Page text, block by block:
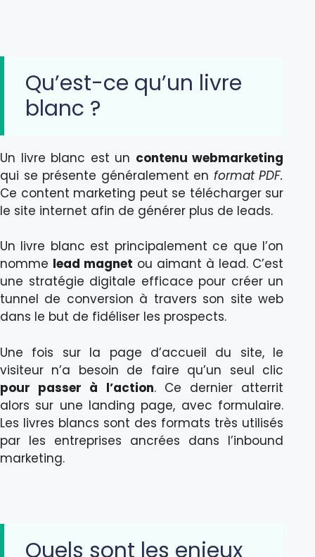
Qu’est-ce qu’un livre
blanc ?
Un livre blanc est un contenu webmarketing
qui se présente généralement en format PDF.
Ce content marketing peut se télécharger sur
le site internet afin de générer plus de leads.
Un livre blanc est principalement ce que l’on
nomme lead magnet ou aimant à lead. C’est
une stratégie digitale efficace pour créer un
tunnel de conversion à travers son site web
dans le but de fidéliser les prospects.
Une fois sur la page d’accueil du site, le
visiteur n’a besoin de faire qu’un seul clic
pour passer à l’action. Ce dernier atterrit
alors sur une landing page, avec formulaire.
Les livres blancs sont des formats très utilisés
par les entreprises ancrées dans l’inbound
marketing.
Quels sont les enjeux